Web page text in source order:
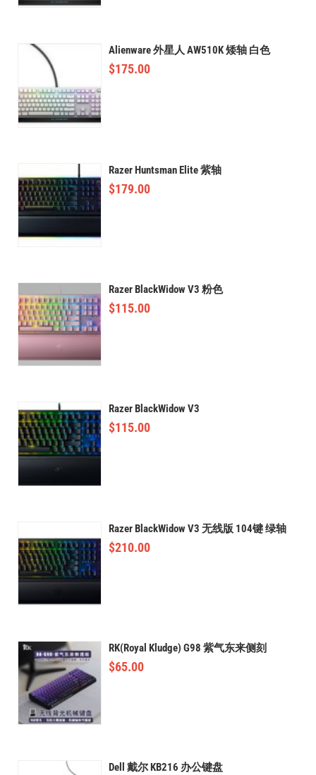
Alienware 外星人 AW510K 矮轴 白色
$175.00
Razer Huntsman Elite 紫轴
$179.00
Razer BlackWidow V3 粉色
$115.00
Razer BlackWidow V3
$115.00
Razer BlackWidow V3 无线版 104键 绿轴
$210.00
RK(Royal Kludge) G98 紫气东来侧刻
$65.00
Dell 戴尔 KB216 办公键盘